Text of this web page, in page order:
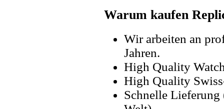
Warum kaufen
Wir arbeiten an
Jahren.
High Quality
High Quality
Schnelle Lieferung